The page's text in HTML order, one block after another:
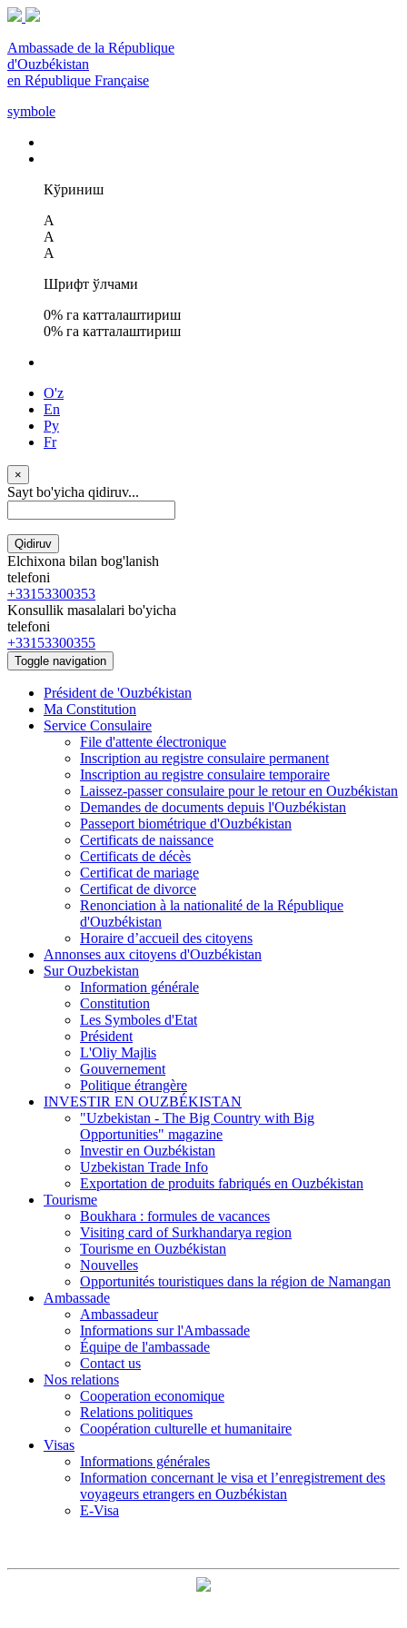
Ambassade de la République
d'Ouzbékistan
en République Française
symbole
Кўриниш
A
A
A
Шрифт ўлчами
0% га катталаштириш
0% га катталаштириш
O'z
En
Ру
Fr
×
Sayt bo'yicha qidiruv...
Qidiruv
Elchixona bilan bog'lanish
telefoni
+33153300353
Konsullik masalalari bo'yicha
telefoni
+33153300355
Toggle navigation
Président de 'Ouzbékistan
Ma Constitution
Service Consulaire
File d'attente électronique
Inscription au registre consulaire permanent
Inscription au registre consulaire temporaire
Laissez-passer consulaire pour le retour en Ouzbékistan
Demandes de documents depuis l'Ouzbékistan
Passeport biométrique d'Ouzbékistan
Certificats de naissance
Certificats de décès
Certificat de mariage
Certificat de divorce
Renonciation à la nationalité de la République
d'Ouzbékistan
Horaire d’accueil des citoyens
Annonses aux citoyens d'Ouzbékistan
Sur Ouzbekistan
Information générale
Constitution
Les Symboles d'Etat
Président
L'Oliy Majlis
Gouvernement
Politique étrangère
INVESTIR EN OUZBÉKISTAN
"Uzbekistan - The Big Country with Big
Opportunities" magazine
Investir en Ouzbékistan
Uzbekistan Trade Info
Exportation de produits fabriqués en Ouzbékistan
Tourisme
Boukhara : formules de vacances
Visiting card of Surkhandarya region
Tourisme en Ouzbékistan
Nouvelles
Opportunités touristiques dans la région de Namangan
Ambassade
Ambassadeur
Informations sur l'Ambassade
Équipe de l'ambassade
Contact us
Nos relations
Cooperation economique
Relations politiques
Coopération culturelle et humanitaire
Visas
Informations générales
Information concernant le visa et l’enregistrement des
voyageurs etrangers en Ouzbékistan
E-Visa